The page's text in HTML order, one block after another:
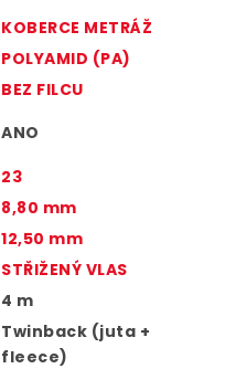
KOBERCE METRÁŽ
POLYAMID (PA)
BEZ FILCU
ANO
23
8,80 mm
12,50 mm
STŘIŽENÝ VLAS
4 m
Twinback (juta +
fleece)